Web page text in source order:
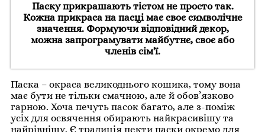
Паску прикрашають тістом не просто так.
Кожна прикраса на пасці має своє символічне
значення. Формуючи відповідний декор,
можна запрограмувати майбутнє, своє або
членів сім'ї.
Паска – окраса великоднього кошика, тому вона
має бути не тільки смачною, але й обов’язково
гарною. Хоча печуть пасок багато, але з-поміж
усіх для освячення обирають найкрасивішу та
найрівнішу. Є традиція пекти паски окремо для